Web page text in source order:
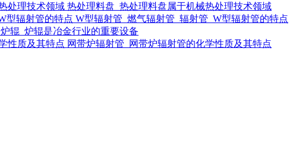
热处理料盘_热处理料盘​属于机械热处理技术领域
W型辐射管_燃气辐射管_辐射管_W型辐射管的特点
炉辊​_炉辊​是冶金行业的重要设备
网带炉辐射管_网带炉辐射管的化学性质及其特点